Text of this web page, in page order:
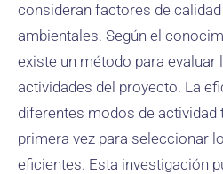
consideran factores de
ambientales. Según el
existe un método para evaluar
actividades del proyecto. La
diferentes modos de actividad
primera vez para seleccionar
eficientes. Esta investigación